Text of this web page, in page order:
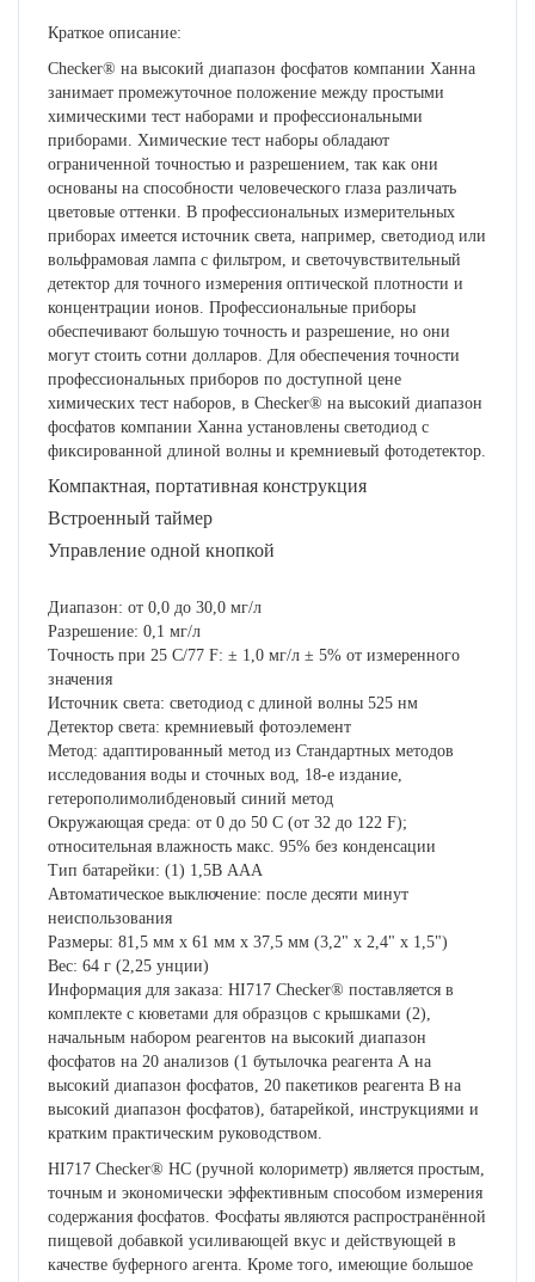
Краткое описание:
Checker® на высокий диапазон фосфатов компании Ханна
занимает промежуточное положение между простыми
химическими тест наборами и профессиональными
приборами. Химические тест наборы обладают
ограниченной точностью и разрешением, так как они
основаны на способности человеческого глаза различать
цветовые оттенки. В профессиональных измерительных
приборах имеется источник света, например, светодиод или
вольфрамовая лампа с фильтром, и светочувствительный
детектор для точного измерения оптической плотности и
концентрации ионов. Профессиональные приборы
обеспечивают большую точность и разрешение, но они
могут стоить сотни долларов. Для обеспечения точности
профессиональных приборов по доступной цене
химических тест наборов, в Checker® на высокий диапазон
фосфатов компании Ханна установлены светодиод с
фиксированной длиной волны и кремниевый фотодетектор.
Компактная, портативная конструкция
Встроенный таймер
Управление одной кнопкой
Диапазон: от 0,0 до 30,0 мг/л
Разрешение: 0,1 мг/л
Точность при 25 C/77 F: ± 1,0 мг/л ± 5% от измеренного
значения
Источник света: светодиод с длиной волны 525 нм
Детектор света: кремниевый фотоэлемент
Метод: адаптированный метод из Стандартных методов
исследования воды и сточных вод, 18-е издание,
гетерополимолибденовый синий метод
Окружающая среда: от 0 до 50 C (от 32 до 122 F);
относительная влажность макс. 95% без конденсации
Тип батарейки: (1) 1,5В AAA
Автоматическое выключение: после десяти минут
неиспользования
Размеры: 81,5 мм х 61 мм х 37,5 мм (3,2" х 2,4" х 1,5")
Вес: 64 г (2,25 унции)
Информация для заказа: HI717 Checker® поставляется в
комплекте с кюветами для образцов с крышками (2),
начальным набором реагентов на высокий диапазон
фосфатов на 20 анализов (1 бутылочка реагента А на
высокий диапазон фосфатов, 20 пакетиков реагента В на
высокий диапазон фосфатов), батарейкой, инструкциями и
кратким практическим руководством.
HI717 Checker® HC (ручной колориметр) является простым,
точным и экономически эффективным способом измерения
содержания фосфатов. Фосфаты являются распространённой
пищевой добавкой усиливающей вкус и действующей в
качестве буферного агента. Кроме того, имеющие большое